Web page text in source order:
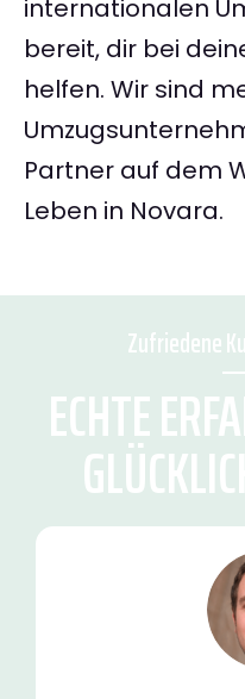
internationalen
bereit, dir bei
helfen. Wir sind
Partner auf dem
Leben in Novara.
Zufriedene
ECHTE